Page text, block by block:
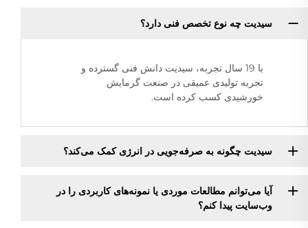
سیدیت چه نوع تخصص فنی دارد؟
با 19 سال تجربه، سیدیت دانش فنی گسترده و
تجربه تولیدی عمیقی در صنعت گرمایش
خورشیدی کسب کرده است.
سیدیت چگونه به صرفه‌جویی در انرژی کمک می‌کند؟
آیا می‌توانم مطالعات موردی یا نمونه‌های کاربردی را در
وب‌سایت پیدا کنم؟